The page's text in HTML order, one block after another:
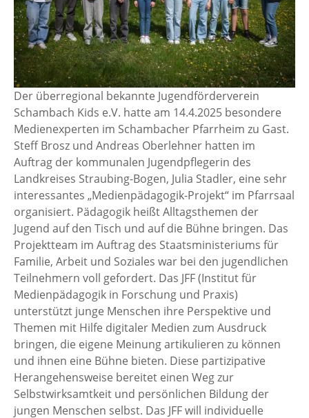
Der überregional bekannte Jugendförderverein
Schambach Kids e.V. hatte am 14.4.2025 besondere
Medienexperten im Schambacher Pfarrheim zu Gast.
Steff Brosz und Andreas Oberlehner hatten im
Auftrag der kommunalen Jugendpflegerin des
Landkreises Straubing-Bogen, Julia Stadler, eine sehr
interessantes „Medienpädagogik-Projekt“ im Pfarrsaal
organisiert. Pädagogik heißt Alltagsthemen der
Jugend auf den Tisch und auf die Bühne bringen. Das
Projektteam im Auftrag des Staatsministeriums für
Familie, Arbeit und Soziales war bei den jugendlichen
Teilnehmern voll gefordert. Das JFF (Institut für
Medienpädagogik in Forschung und Praxis)
unterstützt junge Menschen ihre Perspektive und
Themen mit Hilfe digitaler Medien zum Ausdruck
bringen, die eigene Meinung artikulieren zu können
und ihnen eine Bühne bieten. Diese partizipative
Herangehensweise bereitet einen Weg zur
Selbstwirksamtkeit und persönlichen Bildung der
jungen Menschen selbst. Das JFF will individuelle